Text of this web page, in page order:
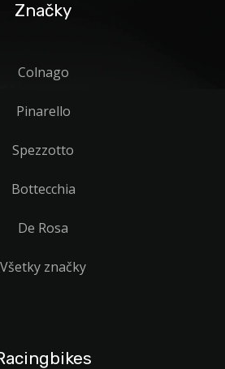
Značky
Colnago
Pinarello
Spezzotto
Bottecchia
De Rosa
Všetky značky